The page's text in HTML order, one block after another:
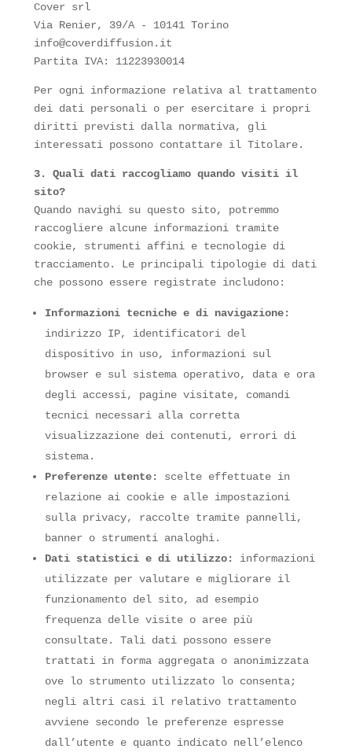
Cover srl
Via Renier, 39/A - 10141 Torino
info@coverdiffusion.it
Partita IVA: 11223930014
Per ogni informazione relativa al trattamento
dei dati personali o per esercitare i propri
diritti previsti dalla normativa, gli
interessati possono contattare il Titolare.
3. Quali dati raccogliamo quando visiti il
sito?
Quando navighi su questo sito, potremmo
raccogliere alcune informazioni tramite
cookie, strumenti affini e tecnologie di
tracciamento. Le principali tipologie di dati
che possono essere registrate includono:
Informazioni tecniche e di navigazione:
indirizzo IP, identificatori del
dispositivo in uso, informazioni sul
browser e sul sistema operativo, data e ora
degli accessi, pagine visitate, comandi
tecnici necessari alla corretta
visualizzazione dei contenuti, errori di
sistema.
Preferenze utente: scelte effettuate in
relazione ai cookie e alle impostazioni
sulla privacy, raccolte tramite pannelli,
banner o strumenti analoghi.
Dati statistici e di utilizzo: informazioni
utilizzate per valutare e migliorare il
funzionamento del sito, ad esempio
frequenza delle visite o aree più
consultate. Tali dati possono essere
trattati in forma aggregata o anonimizzata
ove lo strumento utilizzato lo consenta;
negli altri casi il relativo trattamento
avviene secondo le preferenze espresse
dall’utente e quanto indicato nell’elenco